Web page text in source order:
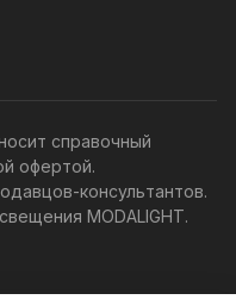
справочный
офертой.
консультантов.
MODALIGHT.